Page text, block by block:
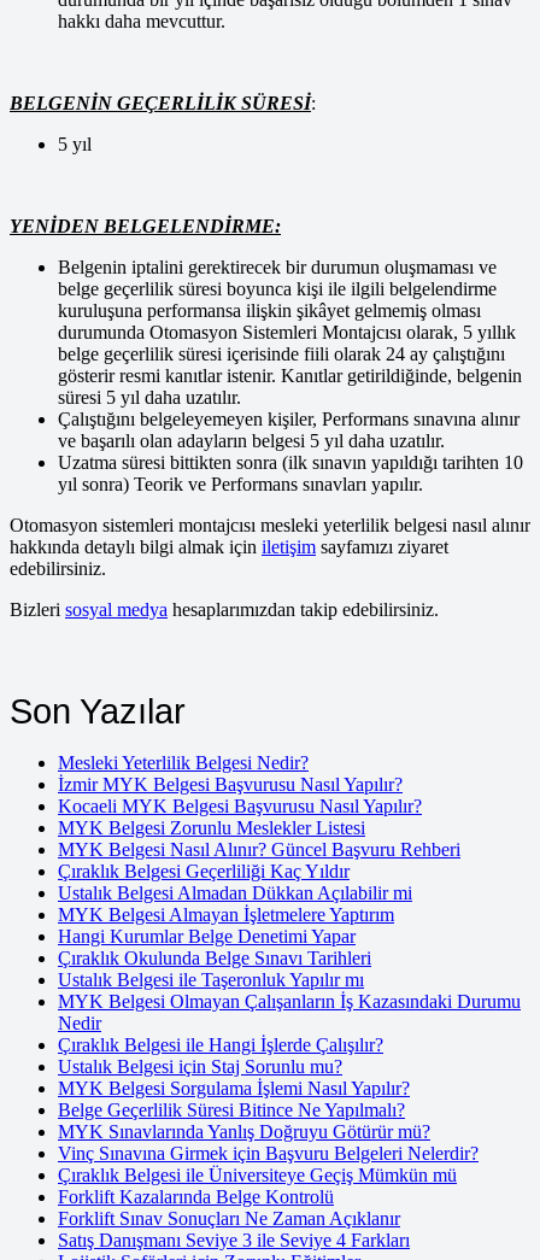
hakkı daha mevcuttur.
BELGENİN GEÇERLİLİK SÜRESİ:
5 yıl
YENİDEN BELGELENDİRME:
Belgenin iptalini gerektirecek bir durumun oluşmaması ve
belge geçerlilik süresi boyunca kişi ile ilgili belgelendirme
kuruluşuna performansa ilişkin şikâyet gelmemiş olması
durumunda Otomasyon Sistemleri Montajcısı olarak, 5 yıllık
belge geçerlilik süresi içerisinde fiili olarak 24 ay çalıştığını
gösterir resmi kanıtlar istenir. Kanıtlar getirildiğinde, belgenin
süresi 5 yıl daha uzatılır.
Çalıştığını belgeleyemeyen kişiler, Performans sınavına alınır
ve başarılı olan adayların belgesi 5 yıl daha uzatılır.
Uzatma süresi bittikten sonra (ilk sınavın yapıldığı tarihten 10
yıl sonra) Teorik ve Performans sınavları yapılır.
Otomasyon sistemleri montajcısı mesleki yeterlilik belgesi nasıl alınır
hakkında detaylı bilgi almak için iletişim sayfamızı ziyaret
edebilirsiniz.
Bizleri sosyal medya hesaplarımızdan takip edebilirsiniz.
Son Yazılar
Mesleki Yeterlilik Belgesi Nedir?
İzmir MYK Belgesi Başvurusu Nasıl Yapılır?
Kocaeli MYK Belgesi Başvurusu Nasıl Yapılır?
MYK Belgesi Zorunlu Meslekler Listesi
MYK Belgesi Nasıl Alınır? Güncel Başvuru Rehberi
Çıraklık Belgesi Geçerliliği Kaç Yıldır
Ustalık Belgesi Almadan Dükkan Açılabilir mi
MYK Belgesi Almayan İşletmelere Yaptırım
Hangi Kurumlar Belge Denetimi Yapar
Çıraklık Okulunda Belge Sınavı Tarihleri
Ustalık Belgesi ile Taşeronluk Yapılır mı
MYK Belgesi Olmayan Çalışanların İş Kazasındaki Durumu
Nedir
Çıraklık Belgesi ile Hangi İşlerde Çalışılır?
Ustalık Belgesi için Staj Sorunlu mu?
MYK Belgesi Sorgulama İşlemi Nasıl Yapılır?
Belge Geçerlilik Süresi Bitince Ne Yapılmalı?
MYK Sınavlarında Yanlış Doğruyu Götürür mü?
Vinç Sınavına Girmek için Başvuru Belgeleri Nelerdir?
Çıraklık Belgesi ile Üniversiteye Geçiş Mümkün mü
Forklift Kazalarında Belge Kontrolü
Forklift Sınav Sonuçları Ne Zaman Açıklanır
Satış Danışmanı Seviye 3 ile Seviye 4 Farkları